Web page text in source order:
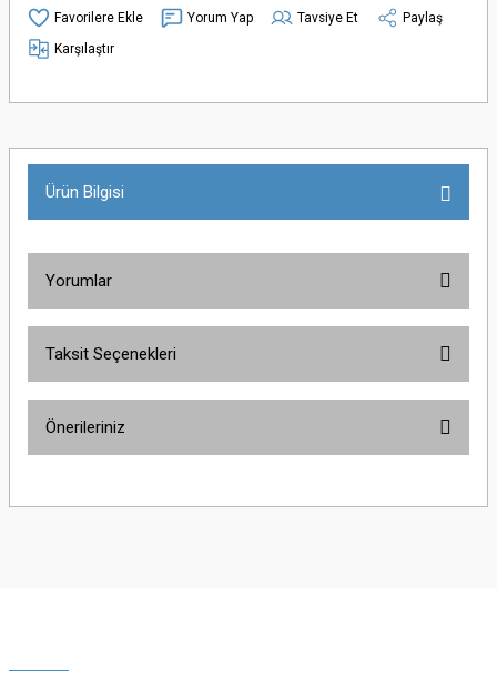
Yorum Yap Tavsiye Et
Paylaş
Karşılaştır
Ürün Bilgisi
Yorumlar
Taksit Seçenekleri
Önerileriniz
yetersiz gördüğünüz noktaları öneri formunu kullanarak tarafımıza